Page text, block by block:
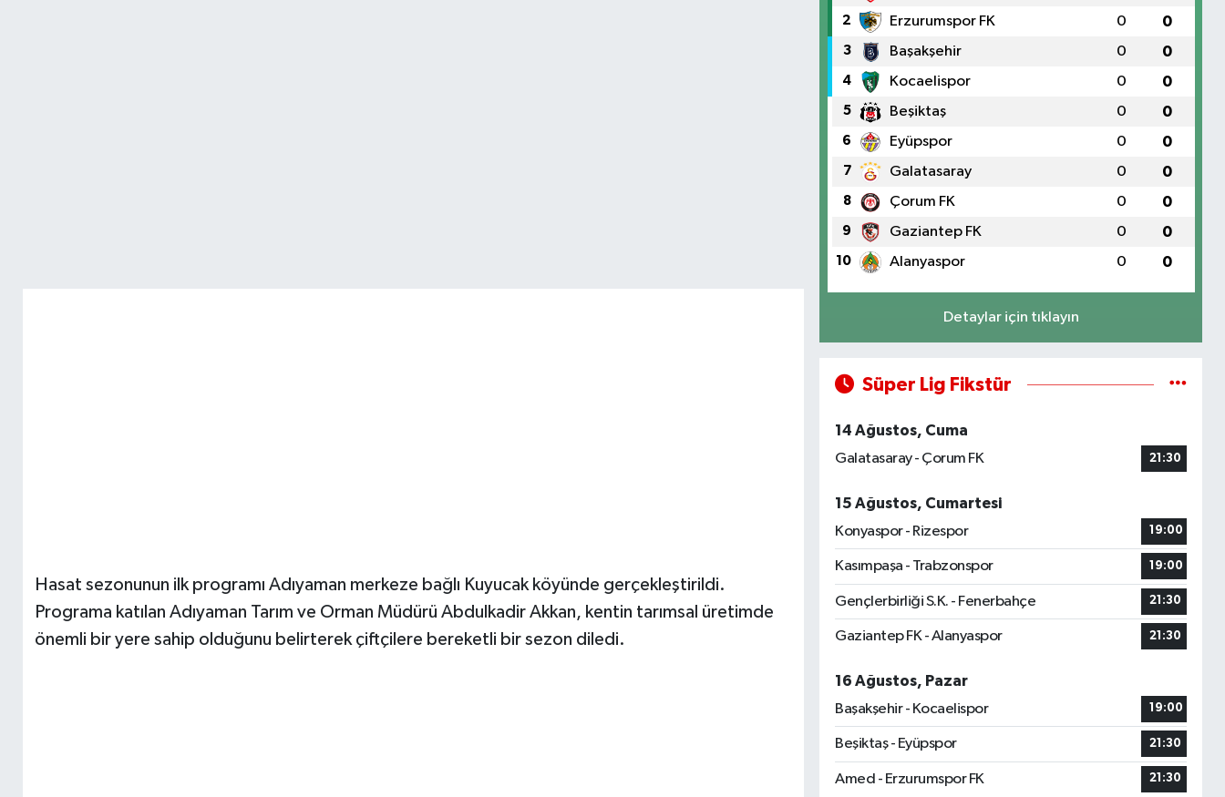
Hasat sezonunun ilk programı Adıyaman merkeze bağlı Kuyucak köyünde gerçekleştirildi.
Programa katılan Adıyaman Tarım ve Orman Müdürü Abdulkadir Akkan, kentin tarımsal üretimde
önemli bir yere sahip olduğunu belirterek çiftçilere bereketli bir sezon diledi.
2 Erzurumspor FK 0 0
3 Başakşehir 0 0
4 Kocaelispor 0 0
5 Beşiktaş 0 0
6 Eyüpspor 0 0
7 Galatasaray 0 0
8 Çorum FK 0 0
9 Gaziantep FK 0 0
10 Alanyaspor 0 0
Detaylar için tıklayın
Süper Lig Fikstür
14 Ağustos, Cuma
Galatasaray - Çorum FK
21:30
15 Ağustos, Cumartesi
Konyaspor - Rizespor
19:00
Kasımpaşa - Trabzonspor 19:00
Gençlerbirliği S.K. - Fenerbahçe 21:30
Gaziantep FK - Alanyaspor 21:30
16 Ağustos, Pazar
Başakşehir - Kocaelispor
19:00
Beşiktaş - Eyüpspor 21:30
Amed - Erzurumspor FK 21:30